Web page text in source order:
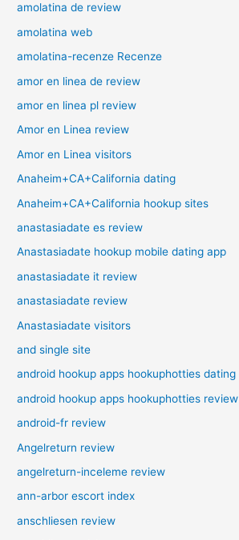
amolatina de review
amolatina web
amolatina-recenze Recenze
amor en linea de review
amor en linea pl review
Amor en Linea review
Amor en Linea visitors
Anaheim+CA+California dating
Anaheim+CA+California hookup sites
anastasiadate es review
Anastasiadate hookup mobile dating app
anastasiadate it review
anastasiadate review
Anastasiadate visitors
and single site
android hookup apps hookuphotties dating
android hookup apps hookuphotties review
android-fr review
Angelreturn review
angelreturn-inceleme review
ann-arbor escort index
anschliesen review